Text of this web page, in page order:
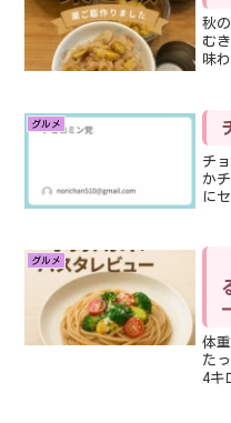
秋
む
味
グルメ
チ
か
に
ッ
な
グルメ
体
た
4キ